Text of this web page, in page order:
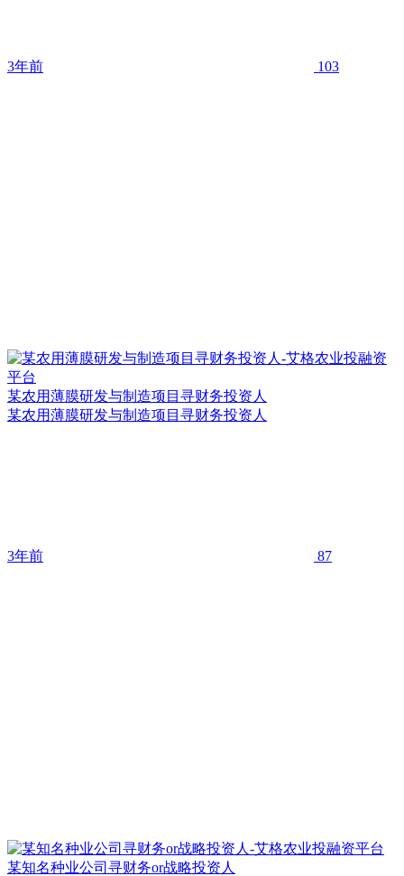
3年前 103
某农用薄膜研发与制造项目寻财务投资人
某农用薄膜研发与制造项目寻财务投资人
3年前 87
某知名种业公司寻财务or战略投资人